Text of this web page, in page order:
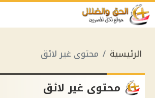
الرئيسية محتوى غير لائق
محتوى غير لائق